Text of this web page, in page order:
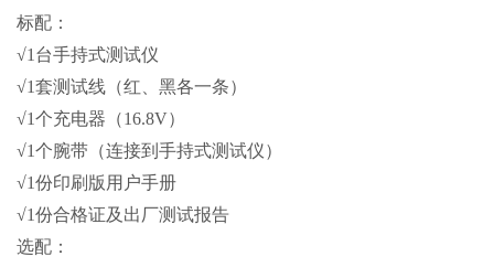
标配：
√1台手持式测试仪
√1套测试线（红、黑各一条）
√1个充电器（16.8V）
√1个腕带（连接到手持式测试仪）
√1份印刷版用户手册
√1份合格证及出厂测试报告
选配：